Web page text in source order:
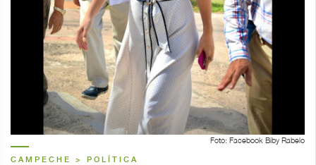
Foto: Facebook Biby Rabelo
CAMPECHE > POLÍTICA